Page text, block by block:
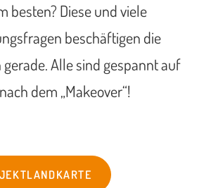
besten? Diese und viele
beschäftigen die
Alle sind gespannt auf
dem „Makeover“!